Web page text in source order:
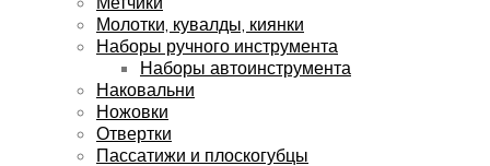
Молотки, кувалды, киянки
Наборы ручного инструмента
Наборы автоинструмента
Наковальни
Ножовки
Отвертки
Пассатижи и плоскогубцы